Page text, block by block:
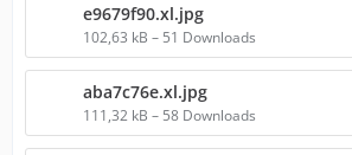
e9679f90.xl.jpg
102,63 kB – 51 Downloads
aba7c76e.xl.jpg
111,32 kB – 58 Downloads